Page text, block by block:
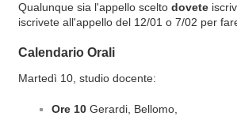
Qualunque sia l'appello scelto dovete
iscrivete all'appello del 12/01 o 7/02 per
Calendario Orali
Martedì 10, studio docente:
Ore 10 Gerardi, Bellomo,